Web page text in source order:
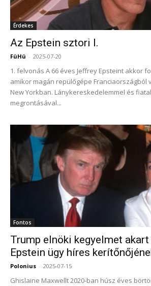
Érdekes
Az Epstein sztori I.
FüHü - 2025-07-20
1. felvonás A 66 éves Jeffrey Epsteint akkor
amikor magán repülőgépe Franciaországból
New Yorkban. Lánykereskedelemmel és
megrontásával...
Fontos
Trump elnöki kegyelmet
Epstein ügy híres
Polonius - 2025-07-15
Ghislaine Maxwellt 2020-ban húsz éves